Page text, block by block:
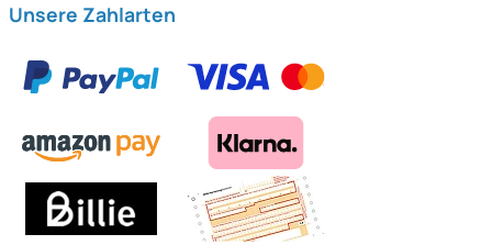
Unsere Zahlarten